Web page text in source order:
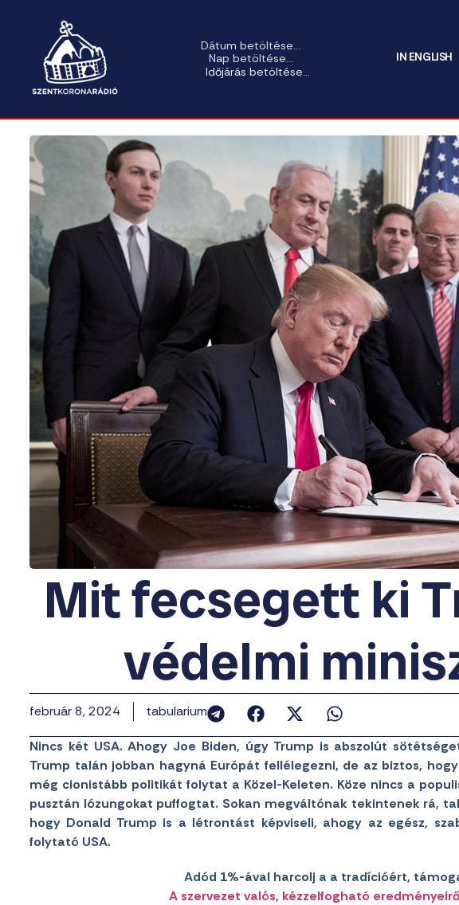
Dátum betöltése...
Nap betöltése...
Időjárás betöltése...
IN ENGLISH
Mit fecsegett ki
védelmi
február 8, 2024 tabularium
Nincs két USA. Ahogy Joe Biden, úgy Trump is abszolút
Trump talán jobban hagyná Európát fellélegezni, de az biztos,
még cionistább politikát folytat a Közel-Keleten. Köze nincs a
pusztán lózungokat puffogtat. Sokan megváltónak tekintenek rá,
hogy Donald Trump is a létrontást képviseli, ahogy az egész,
folytató USA.
Adód 1%-ával harcolj a a tradícióért,
A szervezet valós, kézzelfogható